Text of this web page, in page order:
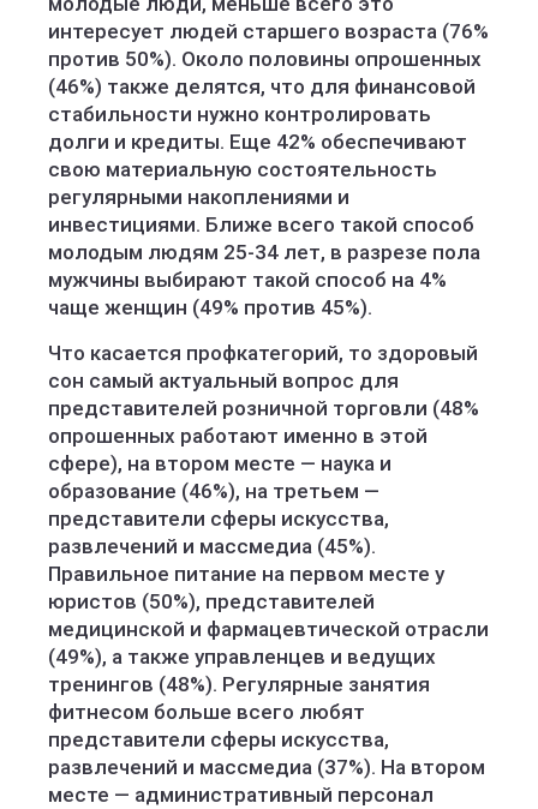
интересует людей старшего возраста (76%
против 50%). Около половины опрошенных
(46%) также делятся, что для финансовой
стабильности нужно контролировать
долги и кредиты. Еще 42% обеспечивают
свою материальную состоятельность
регулярными накоплениями и
инвестициями. Ближе всего такой способ
молодым людям 25-34 лет, в разрезе пола
мужчины выбирают такой способ на 4%
чаще женщин (49% против 45%).
Что касается профкатегорий, то здоровый
сон самый актуальный вопрос для
представителей розничной торговли (48%
опрошенных работают именно в этой
сфере), на втором месте — наука и
образование (46%), на третьем —
представители сферы искусства,
развлечений и массмедиа (45%).
Правильное питание на первом месте у
юристов (50%), представителей
медицинской и фармацевтической отрасли
(49%), а также управленцев и ведущих
тренингов (48%). Регулярные занятия
фитнесом больше всего любят
представители сферы искусства,
развлечений и массмедиа (37%). На втором
месте — административный персонал